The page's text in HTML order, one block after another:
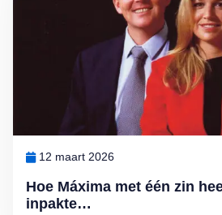
Hoe Máxima met één zin
inpakte…
12 maart 2026